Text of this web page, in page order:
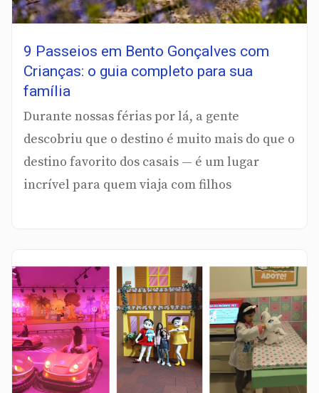
9 Passeios em Bento Gonçalves com
Crianças: o guia completo para sua
família
Durante nossas férias por lá, a gente
descobriu que o destino é muito mais do que o
destino favorito dos casais — é um lugar
incrível para quem viaja com filhos